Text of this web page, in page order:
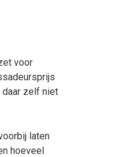
voor
daar zelf niet
laten
hoeveel